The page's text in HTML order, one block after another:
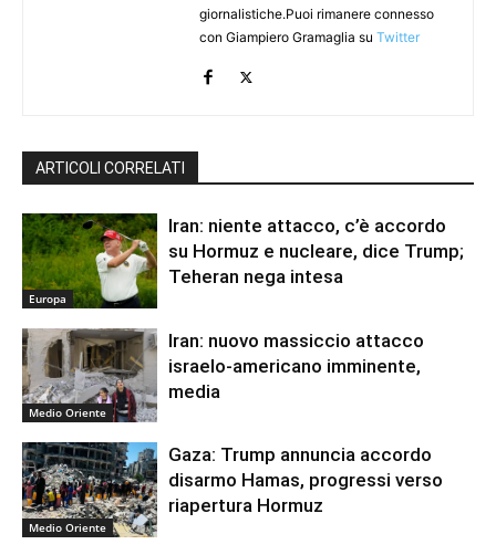
giornalistiche.Puoi rimanere connesso
con Giampiero Gramaglia su Twitter
ARTICOLI CORRELATI
Europa
Iran: niente attacco, c’è accordo
su Hormuz e nucleare, dice Trump;
Teheran nega intesa
Medio Oriente
Iran: nuovo massiccio attacco
israelo-americano imminente,
media
Medio Oriente
Gaza: Trump annuncia accordo
disarmo Hamas, progressi verso
riapertura Hormuz